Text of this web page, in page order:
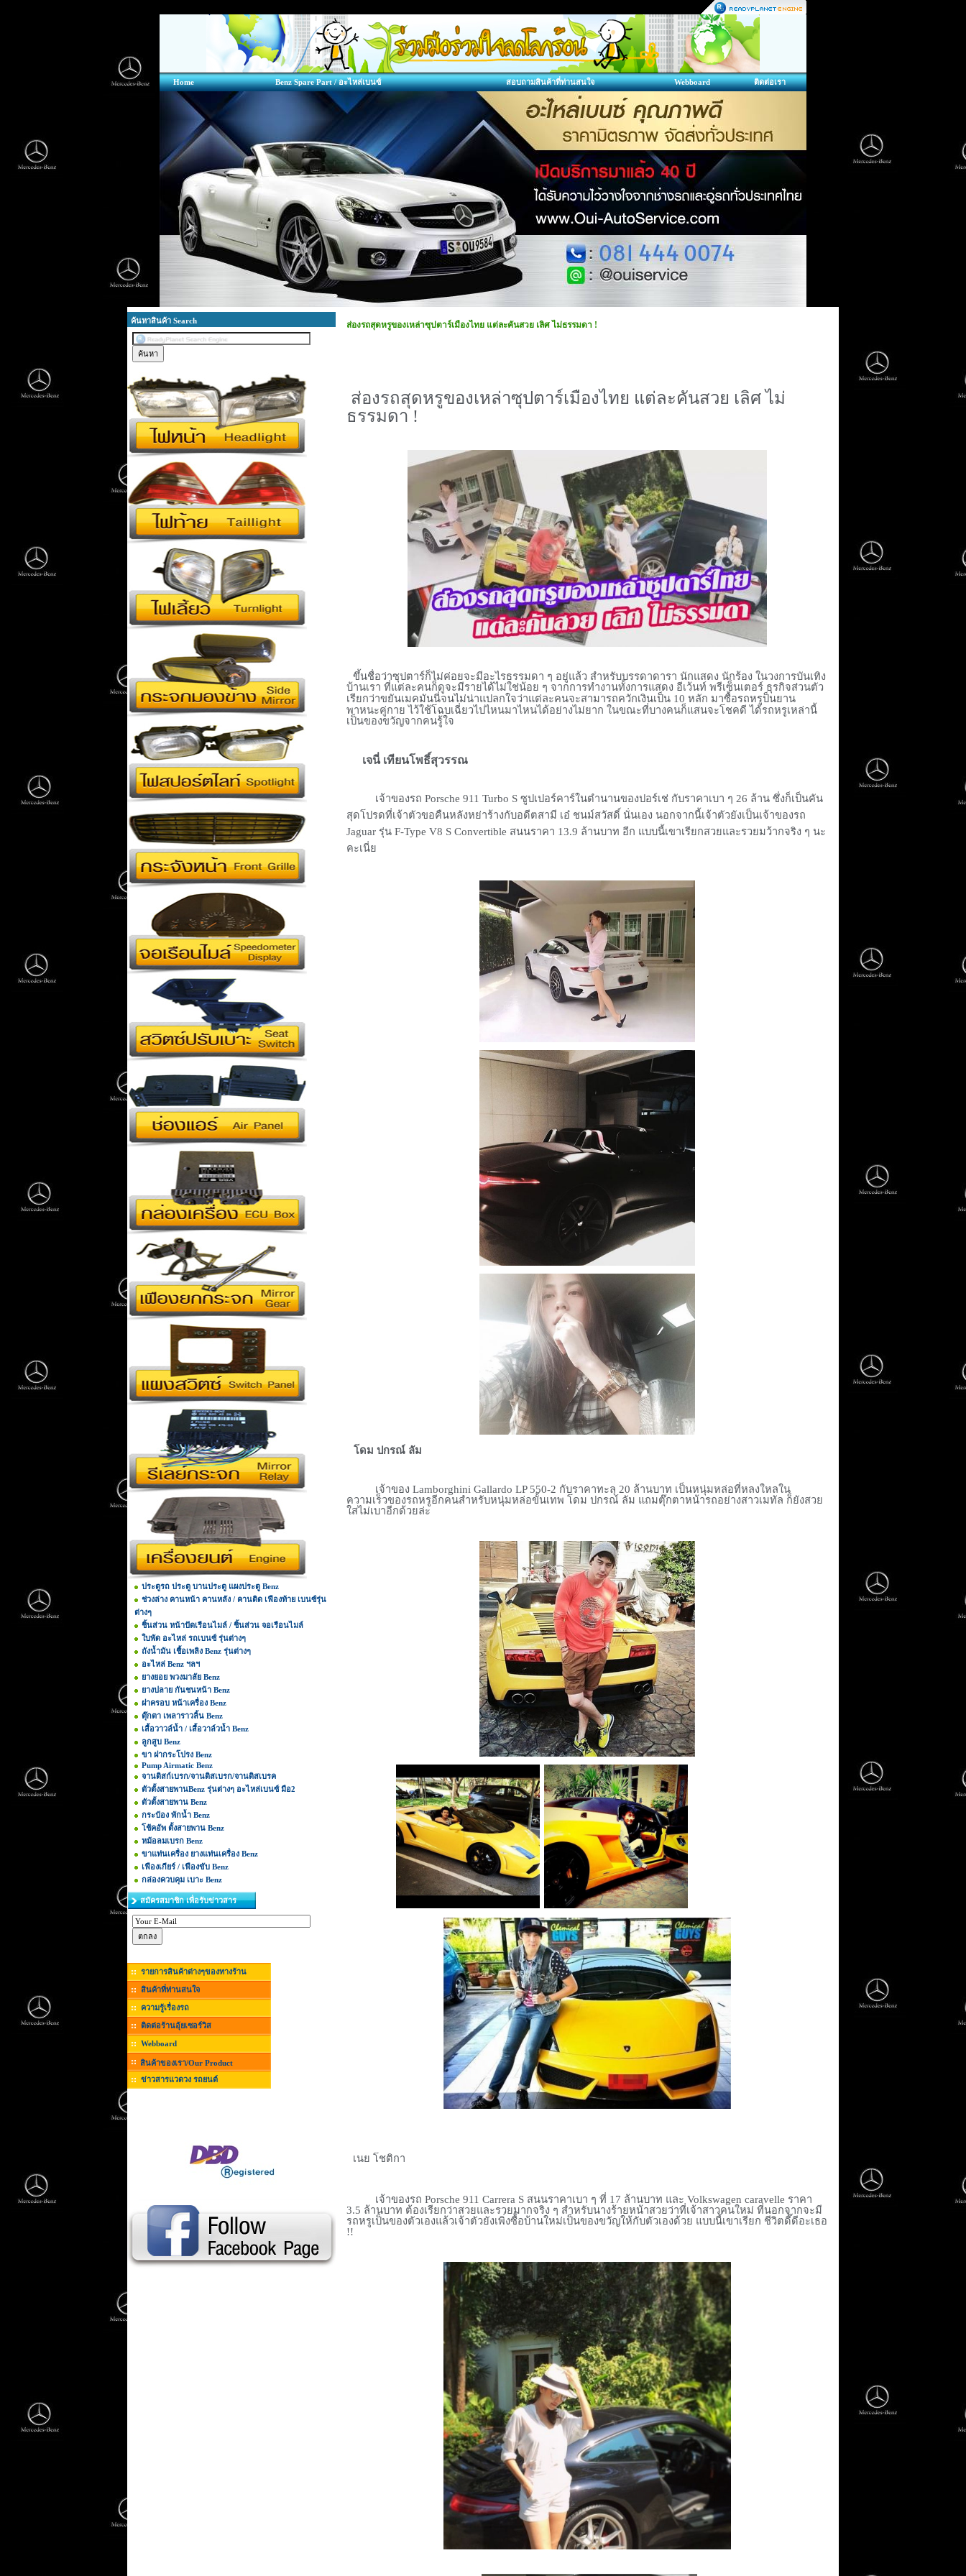
Home Benz Spare Part / อะไหล่เบนซ์ สอบถามสินค้าที่ท่านสนใจ Webboard ติดต่อเรา
ค้นหาสินค้า Search
ประตูรถ ประตู บานประตู แผงประตู Benz
ช่วงล่าง คานหน้า คานหลัง / คานติด เฟืองท้าย เบนซ์รุ่น
ต่างๆ
ชิ้นส่วน หน้าปัดเรือนไมล์ / ชิ้นส่วน จอเรือนไมล์
ใบพัด อะไหล่ รถเบนซ์ รุ่นต่างๆ
ถังน้ำมัน เชื้อเพลิง Benz รุ่นต่างๆ
อะไหล่ Benz ฯลฯ
ยางยอย พวงมาลัย Benz
ยางปลาย กันชนหน้า Benz
ฝาครอบ หน้าเครื่อง Benz
ตุ๊กตา เพลาราวลิ้น Benz
เสื้อวาวล์น้ำ / เสื้อวาล์วน้ำ Benz
ลูกสูบ Benz
ขา ฝากระโปรง Benz
Pump Airmatic Benz
จานดิสก์เบรก/จานดิสเบรก/จานดิสเบรค
ตัวตั้งสายพานBenz รุ่นต่างๆ อะไหล่เบนซ์ มือ2
ตัวตั้งสายพาน Benz
กระป๋อง พักน้ำ Benz
โช้คอัพ ตั้งสายพาน Benz
หม้อลมเบรก Benz
ขาแท่นเครื่อง ยางแท่นเครื่อง Benz
เฟืองเกียร์ / เฟืองขับ Benz
กล่องควบคุม เบาะ Benz
สมัครสมาชิก เพื่อรับข่าวสาร
รายการสินค้าต่างๆของทางร้าน
สินค้าที่ท่านสนใจ
ความรู้เรื่องรถ
ติดต่อร้านอุ้ยเซอร์วิส
Webboard
สินค้าของเรา/Our Product
ข่าวสารแวดวง รถยนต์
ส่องรถสุดหรูของเหล่าซุปตาร์เมืองไทย แต่ละคันสวย เลิศ ไม่ธรรมดา !
ส่องรถสุดหรูของเหล่าซุปตาร์เมืองไทย แต่ละคันสวย เลิศ ไม่
ธรรมดา !
ขึ้นชื่อว่าซุปตาร์ก็ไม่ค่อยจะมีอะไรธรรมดา ๆ อยู่แล้ว สำหรับบรรดาดารา นักแสดง นักร้อง ในวงการบันเทิง
บ้านเรา ที่แต่ละคนก็ดูจะมีรายได้ไม่ใช่น้อย ๆ จากการทำงานทั้งการแสดง อีเว้นท์ พรีเซ็นเตอร์ ธุรกิจส่วนตัว
เรียกว่าขยันเมคมันนี่จนไม่น่าแปลกใจว่าแต่ละคนจะสามารถควักเงินเป็น 10 หลัก มาซื้อรถหรูป็นยาน
พาหนะคู่กาย ไว้ใช้โฉบเฉี่ยวไปไหนมาไหนได้อย่างไม่ยาก ในขณะที่บางคนก็แสนจะโชคดี ได้รถหรูเหล่านี้
เป็นของขวัญจากคนรู้ใจ
เจนี่ เทียนโพธิ์สุวรรณ
เจ้าของรถ Porsche 911 Turbo S ซูปเปอร์คาร์ในตำนานของปอร์เช่ กับราคาเบา ๆ 26 ล้าน ซึ่งก็เป็นคัน
สุดโปรดที่เจ้าตัวขอคืนหลังหย่าร้างกับอดีตสามี เอ๋ ชนม์สวัสดิ์ นั่นเอง นอกจากนี้เจ้าตัวยังเป็นเจ้าของรถ
Jaguar รุ่น F-Type V8 S Convertible สนนราคา 13.9 ล้านบาท อีก แบบนี้เขาเรียกสวยและรวยมว้ากจริง ๆ นะ
คะเนี่ย
โดม ปกรณ์ ลัม
เจ้าของ Lamborghini Gallardo LP 550-2 กับราคาทะลุ 20 ล้านบาท เป็นหนุ่มหล่อที่หลงใหลใน
ความเร็วของรถหรูอีกคนสำหรับหนุ่มหล่อขั้นเทพ โดม ปกรณ์ ลัม แถมตุ๊กตาหน้ารถอย่างสาวเมทัล ก็ยังสวย
ใสไม่เบาอีกด้วยล่ะ
เนย โชติกา
เจ้าของรถ Porsche 911 Carrera S สนนราคาเบา ๆ ที่ 17 ล้านบาท และ Volkswagen caravelle ราคา
3.5 ล้านบาท ต้องเรียกว่าสวยและรวยมากจริง ๆ สำหรับนางร้ายหน้าสวยว่าที่เจ้าสาวคนใหม่ ที่นอกจากจะมี
รถหรูเป็นของตัวเองแล้วเจ้าตัวยังเพิ่งซื้อบ้านใหม่เป็นของขวัญให้กับตัวเองด้วย แบบนี้เขาเรียก ชีวิตดี๊ดีอะเธอ
!!